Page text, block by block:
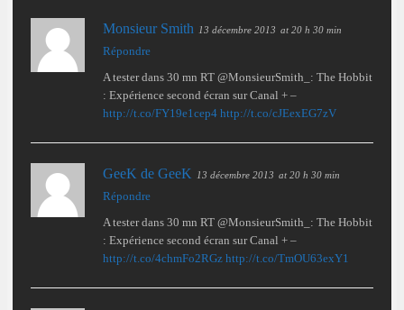
Monsieur Smith 13 décembre 2013 at 20 h 30 min
Répondre
A tester dans 30 mn RT @MonsieurSmith_: The Hobbit
: Expérience second écran sur Canal + –
http://t.co/FY19e1cep4 http://t.co/cJEexEG7zV
GeeK de GeeK 13 décembre 2013 at 20 h 30 min
Répondre
A tester dans 30 mn RT @MonsieurSmith_: The Hobbit
: Expérience second écran sur Canal + –
http://t.co/4chmFo2RGz http://t.co/TmOU63exY1